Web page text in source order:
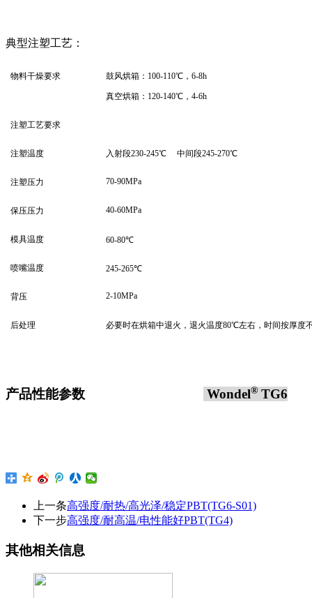
典型注塑工艺：
物料干燥要求 鼓风烘箱：100-110℃，6-8h
真空烘箱：120-140℃，4-6h
注塑工艺要求
注塑温度 入射段230-245℃ 中间段245-270℃
注塑压力 70-90MPa
保压压力 40-60MPa
模具温度 60-80℃
喷嘴温度 245-265℃
背压 2-10MPa
后处理 必要时在烘箱中退火，退火温度80℃左右，时间按厚度
产品性能参数 Wondel® TG6
上一条高强度/耐热/高光泽/稳定PBT(TG6-S01)
下一步高强度/耐高温/电性能好PBT(TG4)
其他相关信息